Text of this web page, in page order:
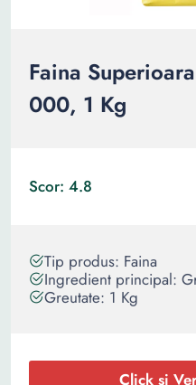
Faina
000, 1 Kg
Scor: 4.8
Tip produs: Faina
Ingredient principal:
Greutate: 1 Kg
Click si